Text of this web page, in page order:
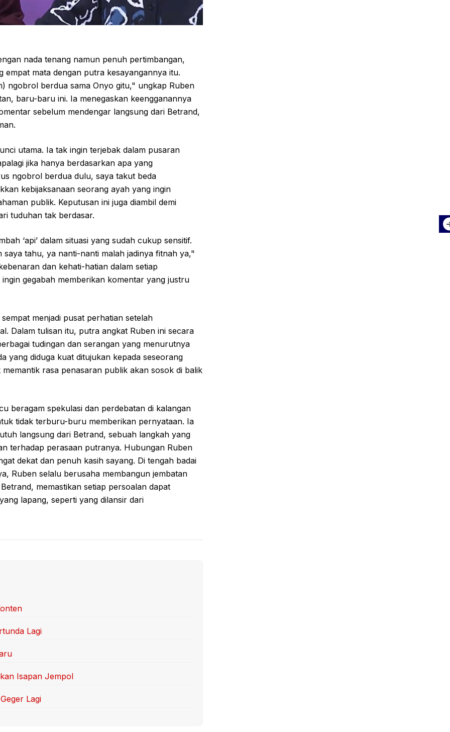
nada tenang namun penuh pertimbangan,
empat mata dengan putra kesayangannya itu.
ngobrol berdua sama Onyo gitu," ungkap Ruben
baru-baru ini. Ia menegaskan keengganannya
sebelum mendengar langsung dari Betrand,
utama. Ia tak ingin terjebak dalam pusaran
jika hanya berdasarkan apa yang
ngobrol berdua dulu, saya takut beda
kebijaksanaan seorang ayah yang ingin
publik. Keputusan ini juga diambil demi
tuduhan tak berdasar.
‘api’ dalam situasi yang sudah cukup sensitif.
tahu, ya nanti-nanti malah jadinya fitnah ya,"
dan kehati-hatian dalam setiap
gegabah memberikan komentar yang justru
menjadi pusat perhatian setelah
Dalam tulisan itu, putra angkat Ruben ini secara
tudingan dan serangan yang menurutnya
yang diduga kuat ditujukan kepada seseorang
memantik rasa penasaran publik akan sosok di balik
beragam spekulasi dan perdebatan di kalangan
tidak terburu-buru memberikan pernyataan. Ia
langsung dari Betrand, sebuah langkah yang
terhadap perasaan putranya. Hubungan Ruben
dekat dan penuh kasih sayang. Di tengah badai
Ruben selalu berusaha membangun jembatan
memastikan setiap persoalan dapat
lapang, seperti yang dilansir dari
Lagi
Isapan Jempol
Lagi